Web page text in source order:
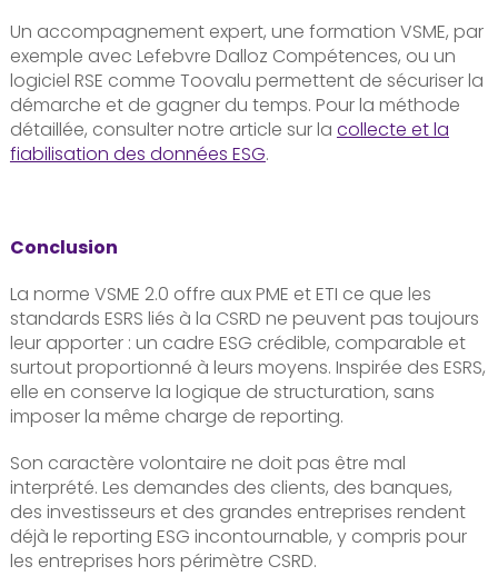
Un accompagnement expert, une formation VSME, par
exemple avec Lefebvre Dalloz Compétences, ou un
logiciel RSE comme Toovalu permettent de sécuriser la
démarche et de gagner du temps. Pour la méthode
détaillée, consulter notre article sur la collecte et la
fiabilisation des données ESG.
Conclusion
La norme VSME 2.0 offre aux PME et ETI ce que les
standards ESRS liés à la CSRD ne peuvent pas toujours
leur apporter : un cadre ESG crédible, comparable et
surtout proportionné à leurs moyens. Inspirée des ESRS,
elle en conserve la logique de structuration, sans
imposer la même charge de reporting.
Son caractère volontaire ne doit pas être mal
interprété. Les demandes des clients, des banques,
des investisseurs et des grandes entreprises rendent
déjà le reporting ESG incontournable, y compris pour
les entreprises hors périmètre CSRD.